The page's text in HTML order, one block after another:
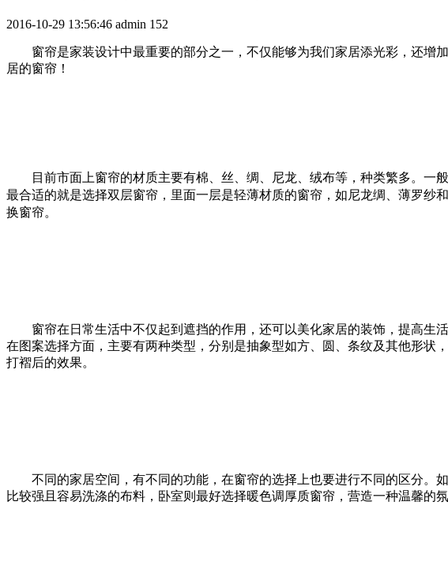
2016-10-29 13:56:46 admin 152
窗帘是家装设计中最重要的部分之一，不仅能够为我们家居添光彩，还增
居的窗帘！
目前市面上窗帘的材质主要有棉、丝、绸、尼龙、绒布等，种类繁多。一般
最合适的就是选择双层窗帘，里面一层是轻薄材质的窗帘，如尼龙绸、薄罗
换窗帘。
窗帘在日常生活中不仅起到遮挡的作用，还可以美化家居的装饰，提高生
在图案选择方面，主要有两种类型，分别是抽象型如方、圆、条纹及其他形
打褶后的效果。
不同的家居空间，有不同的功能，在窗帘的选择上也要进行不同的区分。
比较强且容易洗涤的布料，卧室则最好选择暖色调厚质窗帘，营造一种温馨的